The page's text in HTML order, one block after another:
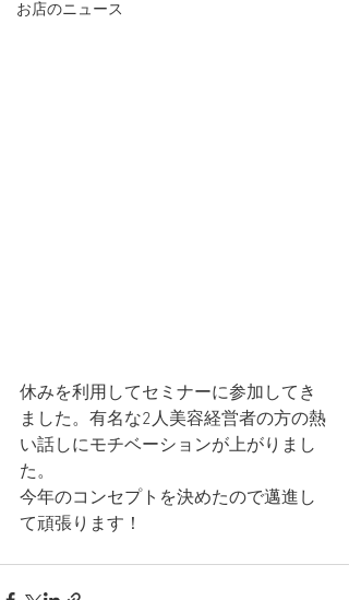
お店のニュース
休みを利用してセミナーに参加してき
ました。有名な2人美容経営者の方の熱
い話しにモチベーションが上がりまし
た。
今年のコンセプトを決めたので邁進し
て頑張ります！